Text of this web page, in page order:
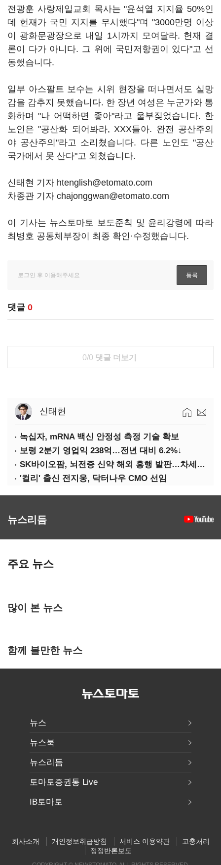
전광훈 사랑제일교회 목사는 "윤석열 지지율 50%인
데 헌재가 국민 지지를 무시했다"며 "3000만명 이상
이 광화문광장으로 내일 1시까지 모여달라. 헌재 결
론이 다가 아니다. 그 위에 국민저항권이 있다"고 선
동했습니다.
일부 아스팔트 보수는 시위 현장을 떠나면서도 실망
감을 감추지 못했습니다. 한 장년 여성은 누군가와 통
화하며 "나 어떡하면 좋아"라고 울부짖었습니다. 한
노인은 "공산화 되어봐라, XXX들아. 완전 공산주의
야 공산주의"라고 소리쳤습니다. 다른 노인도 "공산
국가에서 못 산다"고 외쳤습니다.
신태현 기자 htenglish@etomato.com
차종관 기자 chajonggwan@etomato.com
이 기사는 뉴스토마토 보도준칙 및 윤리강령에 따라
최병호 공동체부장이 최종 확인·수정했습니다.
댓글 0
0/0 댓글 더보기
신태현
녹십자, mRNA 백신 안정성 측정 기술 확보
보령 2분기 영업익 238억…전년 대비 6.2%↓
SK바이오팜, 뇌전증 신약 해외 흥행 발판…차세대 신약 개발 속도
'컬리' 출신 전지웅, 닥터나우 CMO 선임
뉴스리듬
주요 뉴스
많이 본 뉴스
함께 볼만한 뉴스
뉴스
뉴스북
뉴스리듬
토마토증권통 Live
IB토마토
회사소개 개인정보취급방침 서비스 이용약관
고충처리
정정반론보도